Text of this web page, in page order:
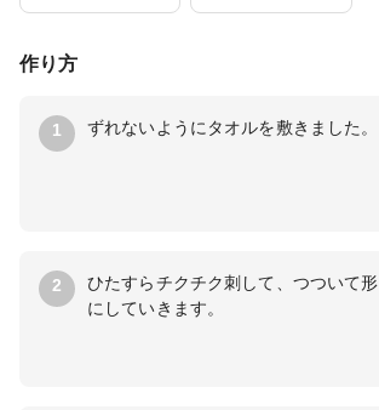
作り方
1 ずれないようにタオルを敷きました。
2
ひたすらチクチク刺して、つついて形
にしていきます。